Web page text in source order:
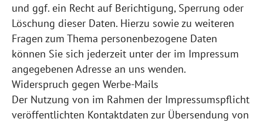
und ggf. ein Recht auf Berichtigung, Sperrung oder
Löschung dieser Daten. Hierzu sowie zu weiteren
Fragen zum Thema personenbezogene Daten
können Sie sich jederzeit unter der im Impressum
angegebenen Adresse an uns wenden.
Widerspruch gegen Werbe-Mails
Der Nutzung von im Rahmen der Impressumspflicht
veröffentlichten Kontaktdaten zur Übersendung von